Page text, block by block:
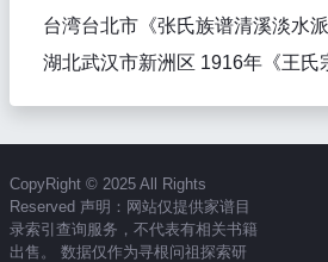
CopyRight © 2025 All Rights
Reserved 声明：网站仅提供家谱目
录索引查询服务，不代表有相关书籍
出售。 数据仅作为寻根问祖探索研